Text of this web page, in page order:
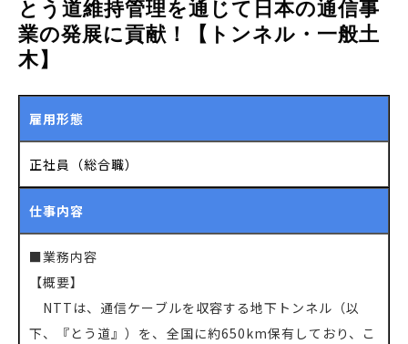
とう道維持管理を通じて日本の通信事
業の発展に貢献！【トンネル・一般土
木】
雇用形態
正社員（総合職）
仕事内容
■業務内容
【概要】
NTTは、通信ケーブルを収容する地下トンネル（以
下、『とう道』）を、全国に約650km保有しており、こ